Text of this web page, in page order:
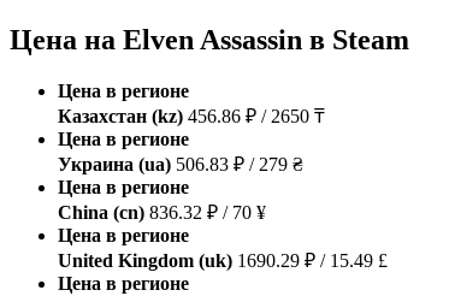
Цена на Elven Assassin в Steam
Цена в регионе
Казахстан (kz) 456.86 ₽ / 2650 ₸
Цена в регионе
Украина (ua) 506.83 ₽ / 279 ₴
Цена в регионе
China (cn) 836.32 ₽ / 70 ¥
Цена в регионе
United Kingdom (uk) 1690.29 ₽ / 15.49 £
Цена в регионе